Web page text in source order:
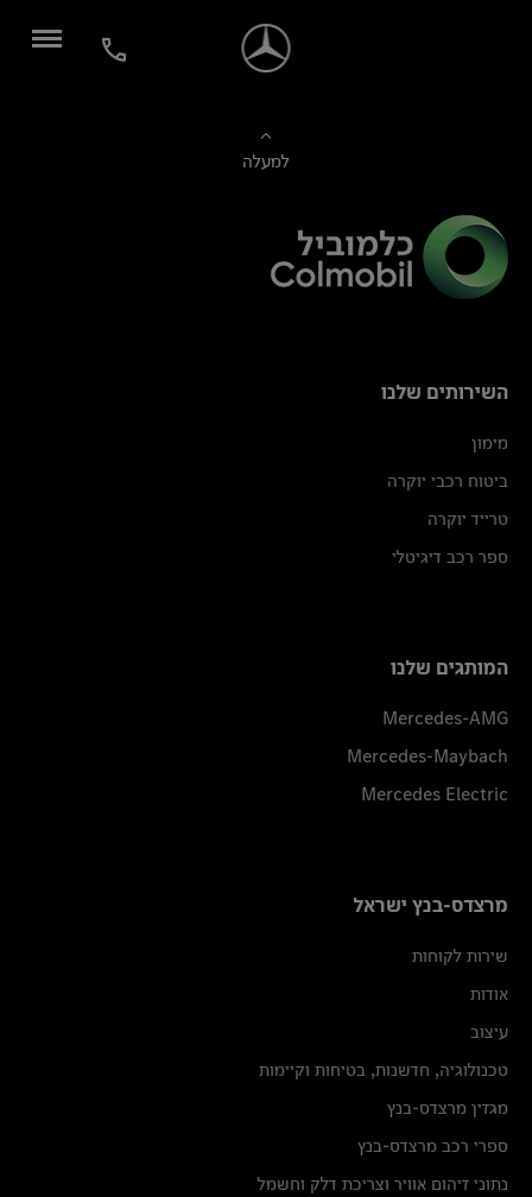
למעלה
השירותים שלנו
מימון
ביטוח רכבי יוקרה
טרייד יוקרה
ספר רכב דיגיטלי
המותגים שלנו
Mercedes-AMG
Mercedes-Maybach
Mercedes Electric
מרצדס-בנץ ישראל
שירות לקוחות
אודות
עיצוב
טכנולוגיה, חדשנות, בטיחות וקיימות
מגזין מרצדס-בנץ
ספרי רכב מרצדס-בנץ
נתוני זיהום אוויר וצריכת דלק וחשמל